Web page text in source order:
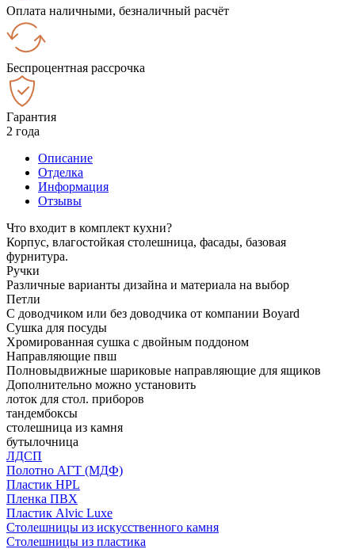
Оплата наличными, безналичный расчёт
Беспроцентная рассрочка
Гарантия
2 года
Описание
Отделка
Информация
Отзывы
Что входит в комплект кухни?
Корпус, влагостойкая столешница, фасады, базовая
фурнитура.
Ручки
Различные варианты дизайна и материала на выбор
Петли
С доводчиком или без доводчика от компании Boyard
Сушка для посуды
Хромированная сушка с двойным поддоном
Направляющие пвш
Полновыдвижные шариковые направляющие для ящиков
Дополнительно можно установить
лоток для стол. приборов
тандембоксы
столешница из камня
бутылочница
ЛДСП
Полотно АГТ (МДФ)
Пластик HPL
Пленка ПВХ
Пластик Alvic Luxe
Столешницы из искусственного камня
Столешницы из пластика